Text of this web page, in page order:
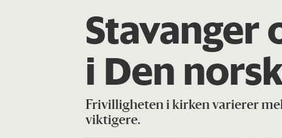
Stavanger
i Den
Frivilligheten i kirken varierer
viktigere.